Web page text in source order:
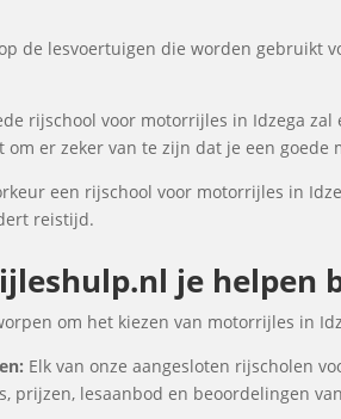
de lesvoertuigen die worden gebruikt
rijschool voor motorrijles in Idzega
er zeker van te zijn dat je een goede
een rijschool voor motorrijles in
reistijd.
je helpen
om het kiezen van motorrijles in
Elk van onze aangesloten rijscholen
prijzen, lesaanbod en beoordelingen